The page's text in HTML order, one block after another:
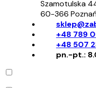
Szamotulska
60-366
+48 789
+48 507
pn.-pt.: